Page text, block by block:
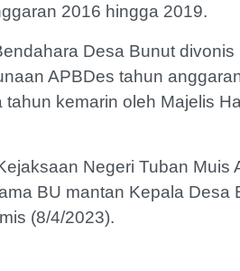
2016 hingga 2019.
Desa Bunut
APBDes tahun
kemarin oleh Majelis
Negeri Tuban Muis
BU mantan Kepala
(8/4/2023).